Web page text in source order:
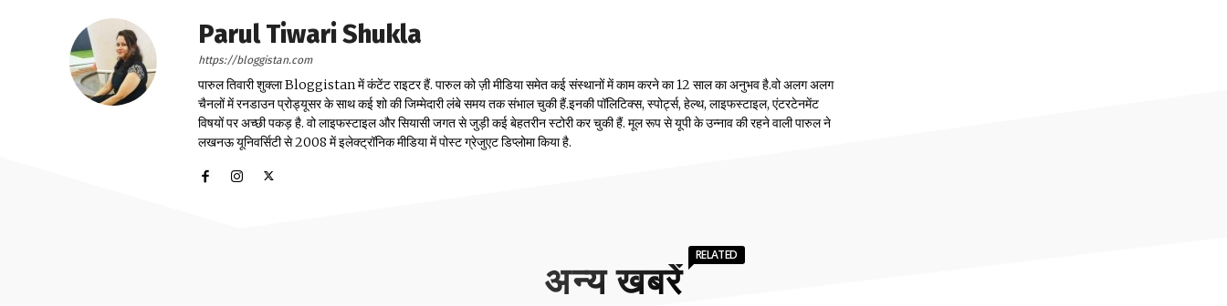
Parul Tiwari Shukla
https://bloggistan.com
पारुल तिवारी शुक्ला Bloggistan में कंटेंट राइटर हैं. पारुल को ज़ी मीडिया समेत कई संस्थानों में काम करने का 12 साल का अनुभव है.वो अलग अलग
चैनलों में रनडाउन प्रोड्यूसर के साथ कई शो की जिम्मेदारी लंबे समय तक संभाल चुकी हैं.इनकी पॉलिटिक्स, स्पोर्ट्स, हेल्थ, लाइफस्टाइल, एंटरटेनमेंट
विषयों पर अच्छी पकड़ है. वो लाइफस्टाइल और सियासी जगत से जुड़ी कई बेहतरीन स्टोरी कर चुकी हैं. मूल रूप से यूपी के उन्नाव की रहने वाली पारुल ने
लखनऊ यूनिवर्सिटी से 2008 में इलेक्ट्रॉनिक मीडिया में पोस्ट ग्रेजुएट डिप्लोमा किया है.
अन्य खबरें
RELATED